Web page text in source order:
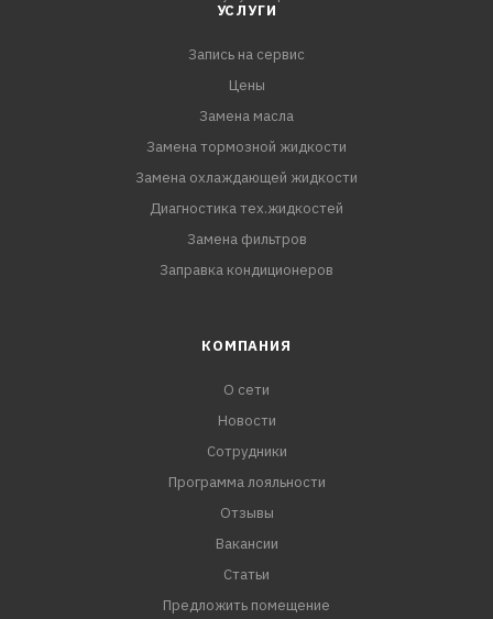
исключает возможность образования накипи и
продлевает срок службы системы охлаждения;
готов к применению.
УСЛУГИ
Запись на сервис
Цены
Замена масла
Замена тормозной жидкости
Замена охлаждающей жидкости
Диагностика тех.жидкостей
Замена фильтров
Заправка кондиционеров
КОМПАНИЯ
О сети
Новости
Сотрудники
Программа лояльности
Отзывы
Вакансии
Статьи
Предложить помещение